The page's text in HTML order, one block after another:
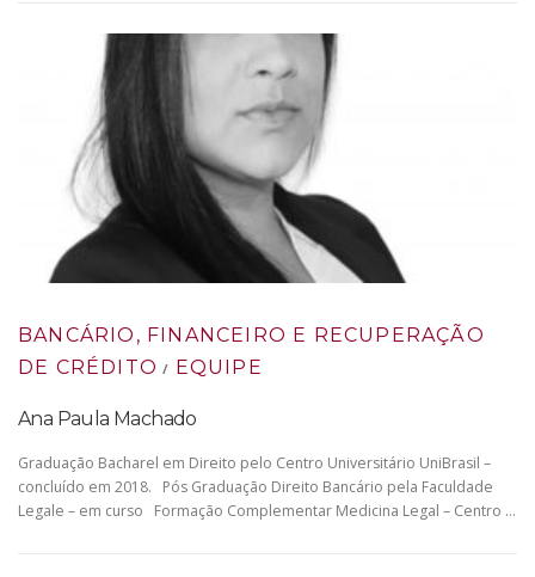
BANCÁRIO, FINANCEIRO E RECUPERAÇÃO
DE CRÉDITO / EQUIPE
Ana Paula Machado
Graduação Bacharel em Direito pelo Centro Universitário UniBrasil –
concluído em 2018. Pós Graduação Direito Bancário pela Faculdade
Legale – em curso Formação Complementar Medicina Legal – Centro …